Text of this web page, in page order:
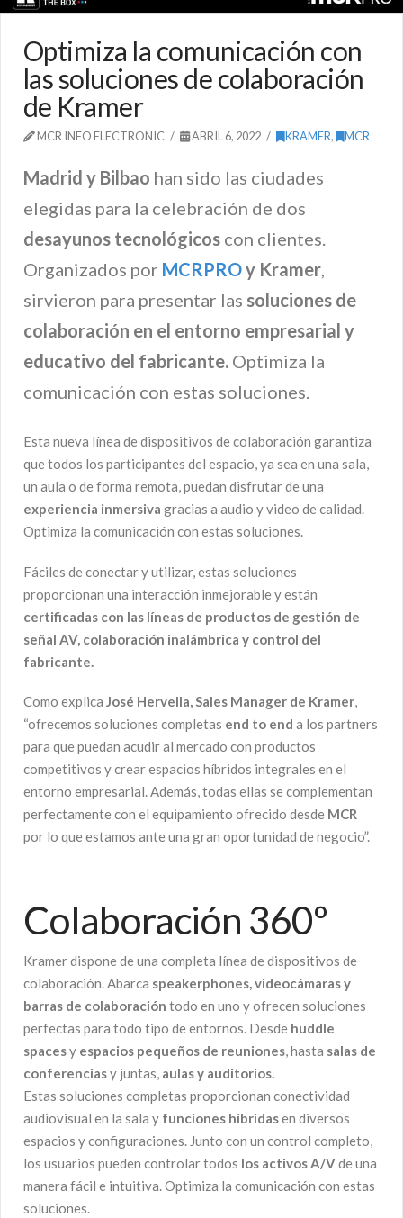
Optimiza la comunicación con
las soluciones de colaboración
de Kramer
MCR INFO ELECTRONIC ABRIL 6, 2022 KRAMER, MCR
Madrid y Bilbao han sido las ciudades
elegidas para la celebración de dos
desayunos tecnológicos con clientes.
Organizados por MCRPROy Kramer
sirvieron para presentar las soluciones de
colaboración en el entorno empresarial y
educativo del fabricante. Optimiza la
comunicación con estas soluciones.
Esta nueva línea de dispositivos de colaboración garantiza
que todos los participantes del espacio, ya sea en una sala,
un aula o de forma remota, puedan disfrutar de una
experiencia inmersiva gracias a audio y video de calidad.
Optimiza la comunicación con estas soluciones.
Fáciles de conectar y utilizar, estas soluciones
proporcionan una interacción inmejorable y están
certificadas con las líneas de productos de gestión de
señal AV, colaboración inalámbrica y control del
fabricante.
Como explica José Hervella, Sales Manager de Kramer,
“ofrecemos soluciones completas end to end a los partners
para que puedan acudir al mercado con productos
competitivos y crear espacios híbridos integrales en el
entorno empresarial. Además, todas ellas se complementan
perfectamente con el equipamiento ofrecido desde MCR
por lo que estamos ante una gran oportunidad de negocio”.
Colaboración 360º
Kramer dispone de una completa línea de dispositivos de
colaboración. Abarca speakerphones, videocámaras y
barras de colaboración todo en uno y ofrecen soluciones
perfectas para todo tipo de entornos. Desde huddle
spacesy espacios pequeños de reuniones, hasta salas de
conferenciasy juntas, aulas y auditorios.
Estas soluciones completas proporcionan conectividad
audiovisual en la sala y funciones híbridasen diversos
espacios y configuraciones. Junto con un control completo,
los usuarios pueden controlar todos los activos A/Vde una
manera fácil e intuitiva. Optimiza la comunicación con estas
soluciones.